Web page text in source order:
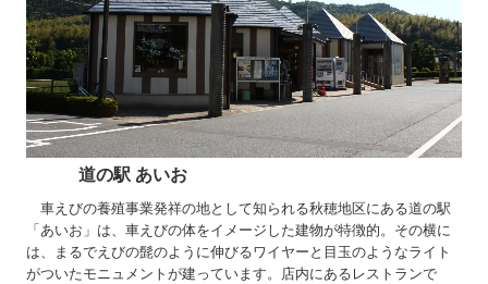
道の駅 あいお
車えびの養殖事業発祥の地として知られる秋穂地区にある道の駅
「あいお」は、車えびの体をイメージした建物が特徴的。その横に
は、まるでえびの髭のように伸びるワイヤーと目玉のようなライト
がついたモニュメントが建っています。店内にあるレストランで